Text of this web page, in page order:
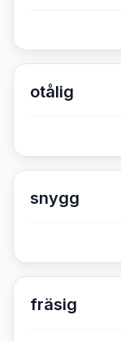
otålig
snygg
fräsig